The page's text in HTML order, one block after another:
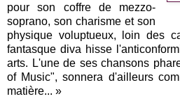
pour son coffre de mezzo-
soprano, son charisme et son
physique voluptueux, loin des
fantasque diva hisse
arts. L'une de ses chansons
of Music", sonnera d'ailleurs
matière... »